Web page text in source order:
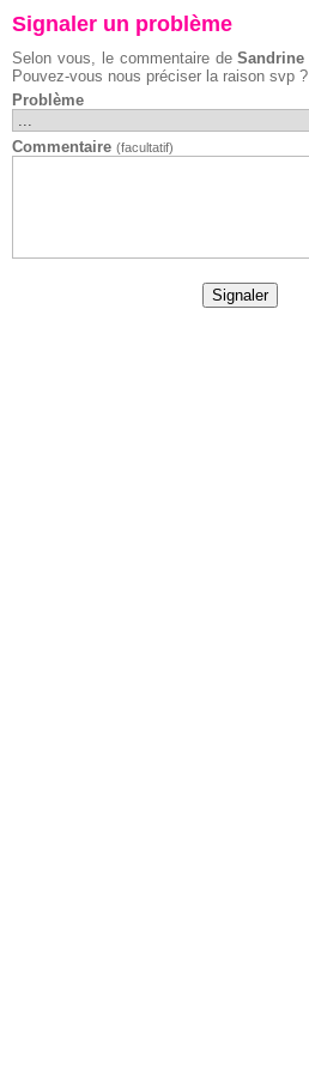
Signaler un problème
Selon vous, le commentaire deSandrine
Pouvez-vous nous préciser la raison svp ?
Problème
Commentaire (facultatif)